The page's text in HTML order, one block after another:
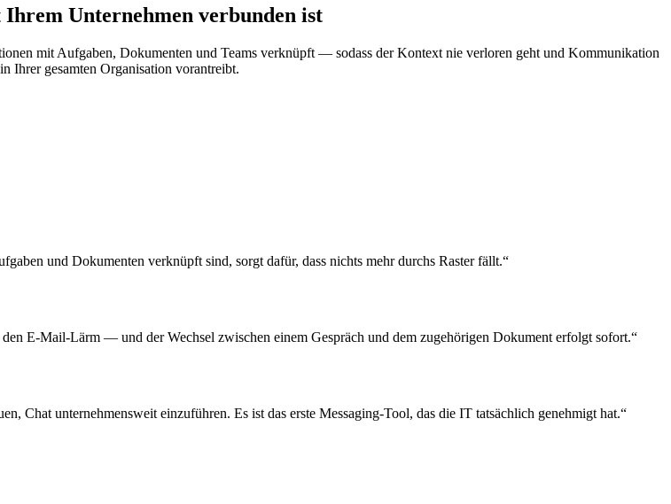
Ihrem Unternehmen verbunden ist
mit Aufgaben, Dokumenten und Teams verknüpft — sodass der Kontext nie verloren geht und Kommunikation
Ihrer gesamten Organisation vorantreibt.
und Dokumenten verknüpft sind, sorgt dafür, dass nichts mehr durchs Raster fällt.“
E-Mail-Lärm — und der Wechsel zwischen einem Gespräch und dem zugehörigen Dokument erfolgt sofort.“
Chat unternehmensweit einzuführen. Es ist das erste Messaging-Tool, das die IT tatsächlich genehmigt hat.“